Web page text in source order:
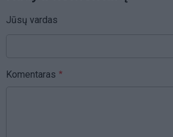
Jūsų vardas
Komentaras